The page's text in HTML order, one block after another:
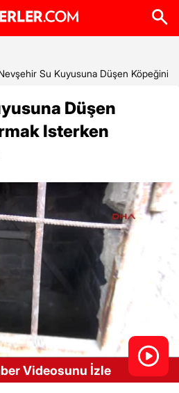
Su Kuyusuna Düşen Köpeğini
Düşen
Isterken
Videosunu İzle